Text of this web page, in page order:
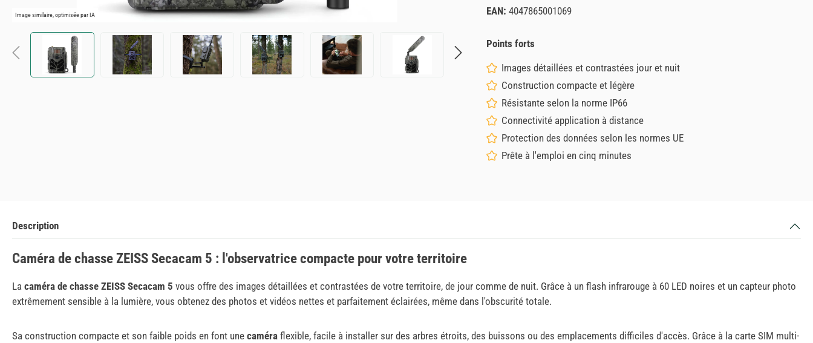
Image similaire, optimisée par IA
EAN: 4047865001069
Points forts
Images détaillées et contrastées jour et nuit
Construction compacte et légère
Résistante selon la norme IP66
Connectivité application à distance
Protection des données selon les normes UE
Prête à l'emploi en cinq minutes
Description
Caméra de chasse ZEISS Secacam 5 : l'observatrice compacte pour votre territoire
La caméra de chasse ZEISS Secacam 5 vous offre des images détaillées et contrastées de votre territoire, de jour comme de nuit. Grâce à un flash infrarouge à 60 LED noires et un capteur photo
extrêmement sensible à la lumière, vous obtenez des photos et vidéos nettes et parfaitement éclairées, même dans l'obscurité totale.
Sa construction compacte et son faible poids en font une caméra flexible, facile à installer sur des arbres étroits, des buissons ou des emplacements difficiles d'accès. Grâce à la carte SIM multi-